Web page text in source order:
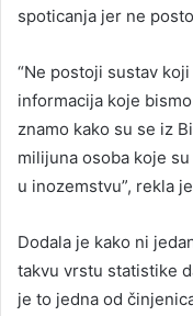
spoticanja jer ne
“Ne postoji sustav
informacija koje
znamo kako su se iz
milijuna osoba koje
u inozemstvu”, rekla
Dodala je kako ni
takvu vrstu statistike
je to jedna od